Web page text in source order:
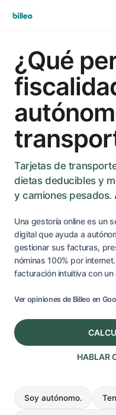
¿Qué
Tarjetas de
dietas deducibles y
y camiones
Una gestoría online es un
digital que ayuda a
gestionar sus facturas,
nóminas 100% por
facturación intuitiva con
Ver opiniones de Billeo en
HABLAR
Soy autónomo.